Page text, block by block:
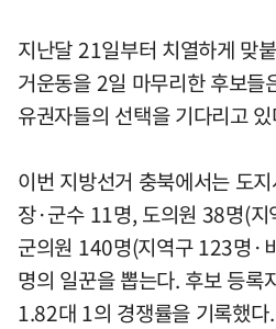
지난달 21일부터 치열하게 맞
거운동을 2일 마무리한 후보들
유권자들의 선택을 기다리고
이번 지방선거 충북에서는 도
장·군수 11명, 도의원 38명(
군의원 140명(지역구 123명·
명의 일꾼을 뽑는다. 후보 등
1.82대 1의 경쟁률을 기록했다.